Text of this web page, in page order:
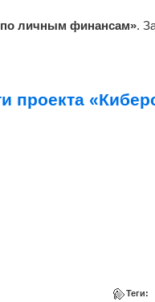
по личным финансам».
Теги: